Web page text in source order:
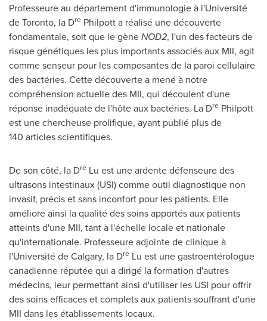
Professeure au département d'immunologie à l'Université
deToronto, la Dre Philpott a réalisé une découverte
fondamentale, soit que le gèneNOD2, l'un des facteurs de
risque génétiques les plus importants associés aux MII, agit
comme senseur pour les composantes de la paroi cellulaire
des bactéries. Cette découverte a mené à notre
compréhension actuelle des MII, qui découlent d'une
réponse inadéquate de l'hôte aux bactéries. La Dre Philpott
est une chercheuse prolifique, ayant publié plus de
140 articles scientifiques.
De son côté, la Dre Lu est une ardente défenseure des
ultrasons intestinaux (USI) comme outil diagnostique non
invasif, précis et sans inconfort pour les patients. Elle
améliore ainsi la qualité des soins apportés aux patients
atteints d'une MII, tant à l'échelle locale et nationale
qu'internationale. Professeure adjointe de clinique à
l'Université deCalgary, la Dre Lu est une gastroentérologue
canadienne réputée qui a dirigé la formation d'autres
médecins, leur permettant ainsi d'utiliser les USI pour offrir
des soins efficaces et complets aux patients souffrant d'une
MII dans les établissements locaux.